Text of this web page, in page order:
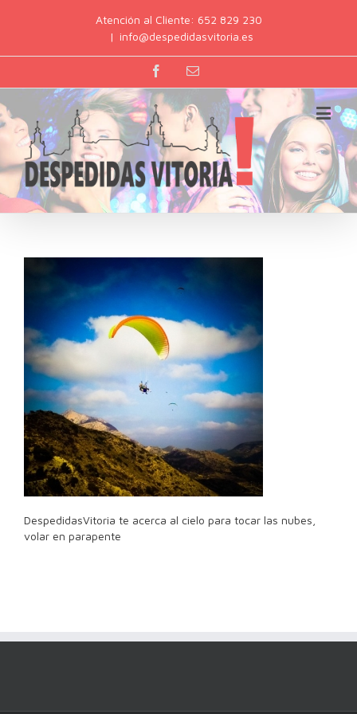
Atención al Cliente: 652 829 230
| info@despedidasvitoria.es
DespedidasVitoria te acerca al cielo para tocar las nubes,
volar en parapente